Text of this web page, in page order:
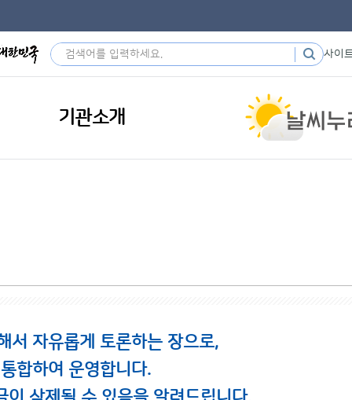
사이
기관소개
서 자유롭게 토론하는 장으로,
합하여 운영합니다.